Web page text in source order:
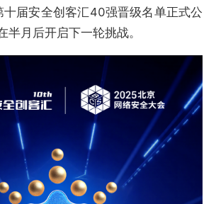
届安全创客汇40强晋级名单正式公
半月后开启下一轮挑战。